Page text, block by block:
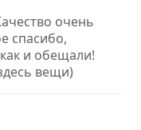
очень
спасибо,
и обещали!
вещи)